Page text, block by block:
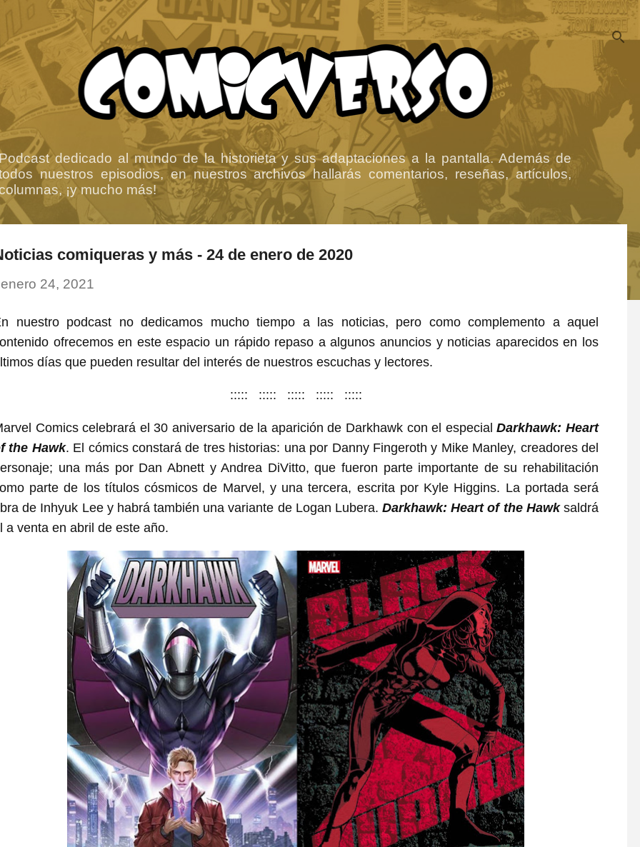
Ir al contenido principal
dedicado al mundo de la historieta y sus adaptaciones a la pantalla. Además de
nuestros episodios, en nuestros archivos hallarás comentarios, reseñas, artículos,
¡y mucho más!
comiqueras y más - 24 de enero de 2020
enero 24, 2021
nuestro podcast no dedicamos mucho tiempo a las noticias, pero como complemento a aquel
ofrecemos en este espacio un rápido repaso a algunos anuncios y noticias aparecidos en los
días que pueden resultar del interés de nuestros escuchas y lectores.
::::: ::::: ::::: ::::: :::::
Comics celebrará el 30 aniversario de la aparición de Darkhawk con el especialDarkhawk: Heart
the Hawk. El cómics constará de tres historias: una por Danny Fingeroth y Mike Manley, creadores del
una más por Dan Abnett y Andrea DiVitto, que fueron parte importante de su rehabilitación
parte de los títulos cósmicos de Marvel, y una tercera, escrita por Kyle Higgins. La portada será
de Inhyuk Lee y habrá también una variante de Logan Lubera.Darkhawk: Heart of the Hawksaldrá
a venta en abril de este año.